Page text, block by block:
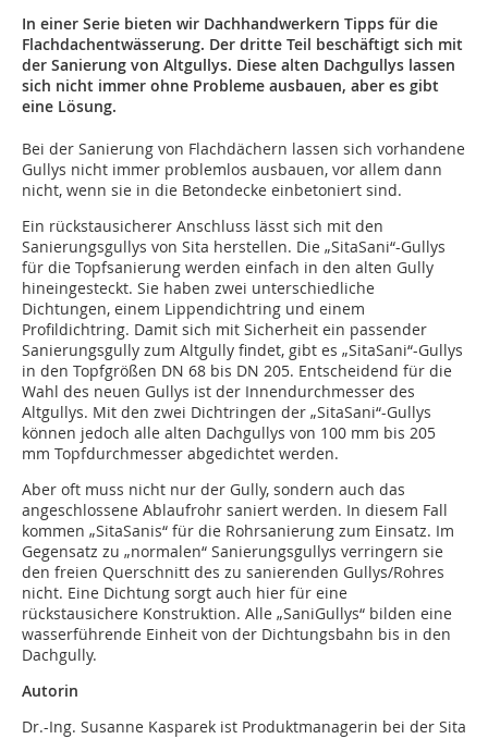
In einer Serie bieten wir Dachhandwerkern Tipps für die
Flachdachentwässerung. Der dritte Teil beschäftigt sich mit
der Sanierung von Altgullys. Diese alten Dachgullys lassen
sich nicht immer ohne Probleme ausbauen, aber es gibt
eine Lösung.
Bei der Sanierung von Flachdächern lassen sich vorhandene
Gullys nicht immer problemlos ausbauen, vor allem dann
nicht, wenn sie in die Betondecke einbetoniert sind.
Ein rückstausicherer Anschluss lässt sich mit den
Sanierungsgullys von Sita herstellen. Die „SitaSani“-Gullys
für die Topfsanierung werden einfach in den alten Gully
hineingesteckt. Sie haben zwei unterschiedliche
Dichtungen, einem Lippendichtring und einem
Profildichtring. Damit sich mit Sicherheit ein passender
Sanierungsgully zum Altgully findet, gibt es „SitaSani“-Gullys
in den Topfgrößen DN 68 bis DN 205. Entscheidend für die
Wahl des neuen Gullys ist der Innendurchmesser des
Altgullys. Mit den zwei Dichtringen der „SitaSani“-Gullys
können jedoch alle alten Dachgullys von 100 mm bis 205
mm Topfdurchmesser abgedichtet werden.
Aber oft muss nicht nur der Gully, sondern auch das
angeschlossene Ablaufrohr saniert werden. In diesem Fall
kommen „SitaSanis“ für die Rohrsanierung zum Einsatz. Im
Gegensatz zu „normalen“ Sanierungsgullys verringern sie
den freien Querschnitt des zu sanierenden Gullys/Rohres
nicht. Eine Dichtung sorgt auch hier für eine
rückstausichere Konstruktion. Alle „SaniGullys“ bilden eine
wasserführende Einheit von der Dichtungsbahn bis in den
Dachgully.
Autorin
Dr.-Ing. Susanne Kasparek ist Produktmanagerin bei der Sita